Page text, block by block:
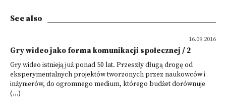
See also
16.09.2016
Gry wideo jako forma komunikacji społecznej / 2
Gry wideo istnieją już ponad 50 lat. Przeszły długą drogę od
eksperymentalnych projektów tworzonych przez naukowców i
inżynierów, do ogromnego medium, którego budżet dorównuje
(...)